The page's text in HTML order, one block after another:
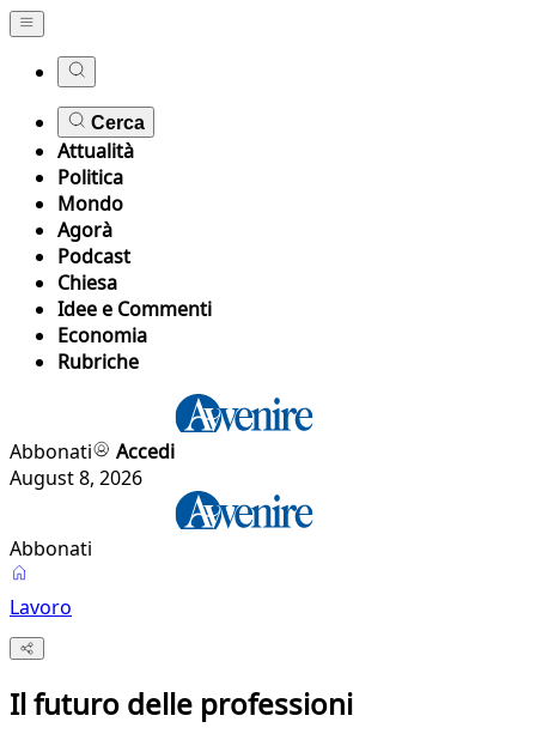
Cerca
Attualità
Politica
Mondo
Agorà
Podcast
Chiesa
Idee e Commenti
Economia
Rubriche
Abbonati
Accedi
August 8, 2026
Abbonati
Lavoro
Il futuro delle professioni